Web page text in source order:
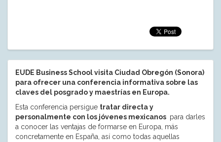
EUDE Business School visita Ciudad Obregón (Sonora)
para ofrecer una conferencia informativa sobre las
claves del posgrado y maestrías en Europa.
Esta conferencia persigue tratar directa y
personalmente con los jóvenes mexicanos para darles
a conocer las ventajas de formarse en Europa, más
concretamente en España, así como todas aquellas